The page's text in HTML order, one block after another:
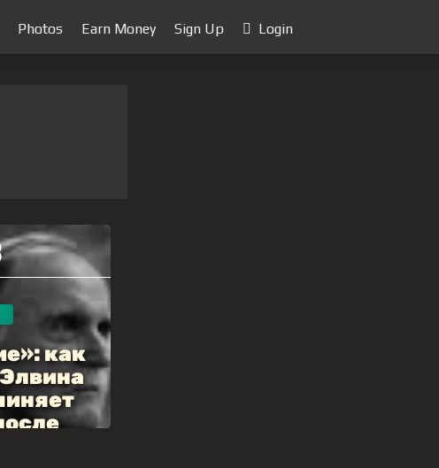
Photos Earn Money Sign Up Login